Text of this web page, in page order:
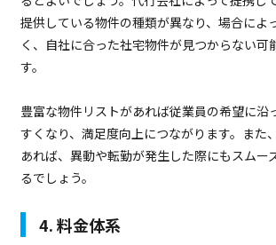
提供している物件の種類が異なり、場合によ
く、自社に合った社宅物件が見つからない可
す。
豊富な物件リストがあれば従業員の希望に沿
すくなり、満足度向上につながります。また
あれば、異動や転勤が発生した際にもスムー
るでしょう。
4. 料金体系